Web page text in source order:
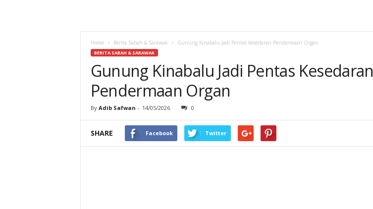
Home Berita Sabah & Sarawak Gunung Kinabalu Jadi Pentas Kesedaran Pendermaan Organ
BERITA SABAH & SARAWAK
Gunung Kinabalu Jadi Pentas Kesedaran
Pendermaan Organ
By Adib Safwan - 14/05/2026 0
SHARE Facebook Twitter